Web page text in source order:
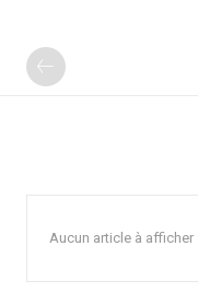
Aucun article à afficher